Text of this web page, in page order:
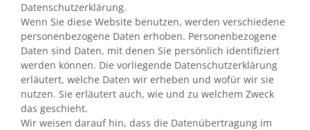
Datenschutzerklärung.
Wenn Sie diese Website benutzen, werden verschiedene
personenbezogene Daten erhoben. Personenbezogene
Daten sind Daten, mit denen Sie persönlich identifiziert
werden können. Die vorliegende Datenschutzerklärung
erläutert, welche Daten wir erheben und wofür wir sie
nutzen. Sie erläutert auch, wie und zu welchem Zweck
das geschieht.
Wir weisen darauf hin, dass die Datenübertragung im